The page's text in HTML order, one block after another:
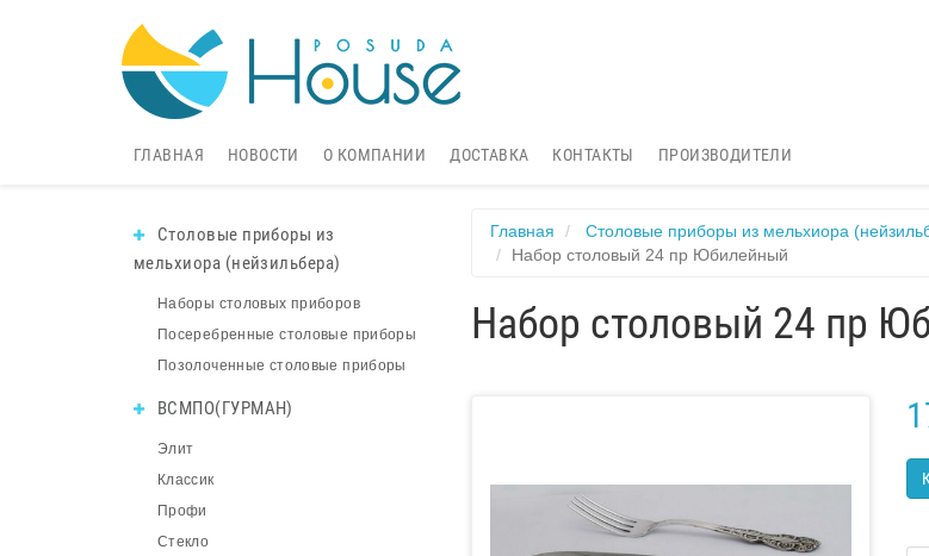
ГЛАВНАЯ НОВОСТИ О КОМПАНИИ ДОСТАВКА КОНТАКТЫ ПРОИЗВОДИТЕЛИ
Столовые приборы из
мельхиора (нейзильбера)
Наборы столовых приборов
Посеребренные столовые приборы
Позолоченные столовые приборы
ВСМПО(ГУРМАН)
Элит
Классик
Профи
Стекло
Главная Столовые приборы из мельхиора
Набор столовый 24 пр Юбилейный
Набор столовый 24 пр